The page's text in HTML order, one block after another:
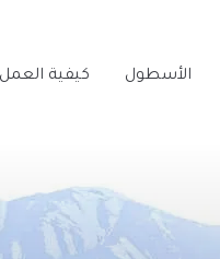
الأسطول كيفية العمل